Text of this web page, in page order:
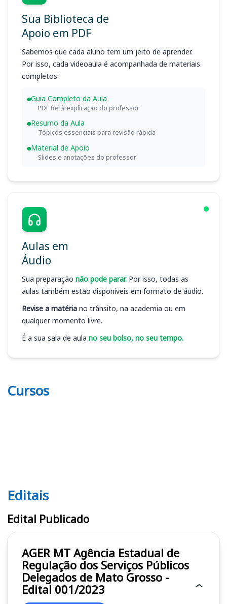
Sua Biblioteca de
Apoio em PDF
Sabemos que cada aluno tem um jeito de aprender.
Por isso, cada videoaula é acompanhada de materiais
completos:
Guia Completo da Aula
PDF fiel à explicação do professor
Resumo da Aula
Tópicos essenciais para revisão rápida
Material de Apoio
Slides e anotações do professor
Aulas em
Áudio
Sua preparação não pode parar. Por isso, todas as
aulas também estão disponíveis em formato de áudio.
Revise a matéria no trânsito, na academia ou em
qualquer momento livre.
É a sua sala de aula no seu bolso, no seu tempo.
Cursos
Editais AGER MT
Editais
Edital Publicado
AGER MT Agência Estadual de
Regulação dos Serviços Públicos
Delegados de Mato Grosso -
Edital 001/2023